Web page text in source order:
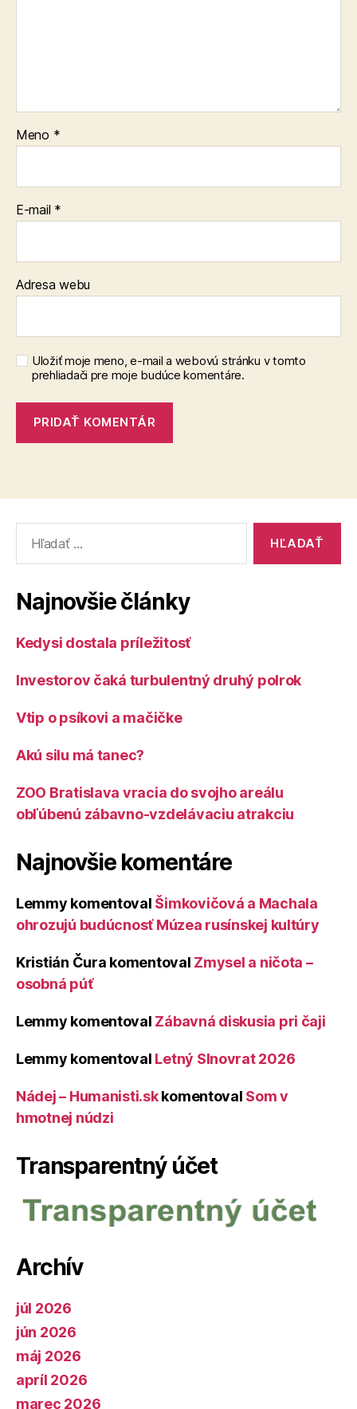
Meno *
E-mail *
Adresa webu
Uložiť moje meno, e-mail a webovú stránku v tomto
prehliadači pre moje budúce komentáre.
Najnovšie články
Kedysi dostala príležitosť
Investorov čaká turbulentný druhý polrok
Vtip o psíkovi a mačičke
Akú silu má tanec?
ZOO Bratislava vracia do svojho areálu
obľúbenú zábavno-vzdelávaciu atrakciu
Najnovšie komentáre
Lemmy komentoval Šimkovičová a Machala
ohrozujú budúcnosť Múzea rusínskej kultúry
Kristián Čura komentoval Zmysel a ničota –
osobná púť
Lemmy komentoval Zábavná diskusia pri čaji
Lemmy komentoval Letný Slnovrat 2026
Nádej – Humanisti.skkomentoval Som v
hmotnej núdzi
Transparentný účet
Archív
júl 2026
jún 2026
máj 2026
apríl 2026
marec 2026